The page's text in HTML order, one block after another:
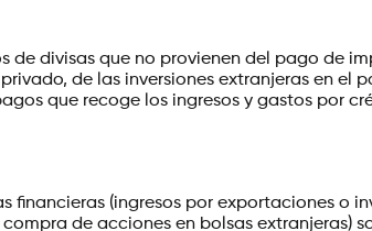
de divisas que no provienen del pago de
de las inversiones extranjeras en el
que recoge los ingresos y gastos por
(ingresos por exportaciones o
de acciones en bolsas extranjeras)